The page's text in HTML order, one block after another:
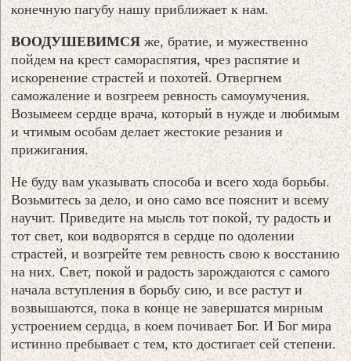
конечную пагубу нашу приближает к нам.
ВООДУШЕВИМСЯже, братие, и мужественно
пойдем на крест самораспятия, чрез распятие и
искоренение страстей и похотей. Отвергнем
саможаление и возгреем ревность самоумучения.
Возымеем сердце врача, который в нужде и любимым
и чтимым особам делает жестокие резания и
прижигания.
Не буду вам указывать способа и всего хода борьбы.
Возьмитесь за дело, и оно само все пояснит и всему
научит. Приведите на мысль тот покой, ту радость и
тот свет, кои водворятся в сердце по одолении
страстей, и возгрейте тем ревность свою к восстанию
на них. Свет, покой и радость зарождаются с самого
начала вступления в борьбу сию, и все растут и
возвышаются, пока в конце не завершатся мирным
устроением сердца, в коем почивает Бог. И Бог мира
истинно пребывает с тем, кто достигает сей степени.